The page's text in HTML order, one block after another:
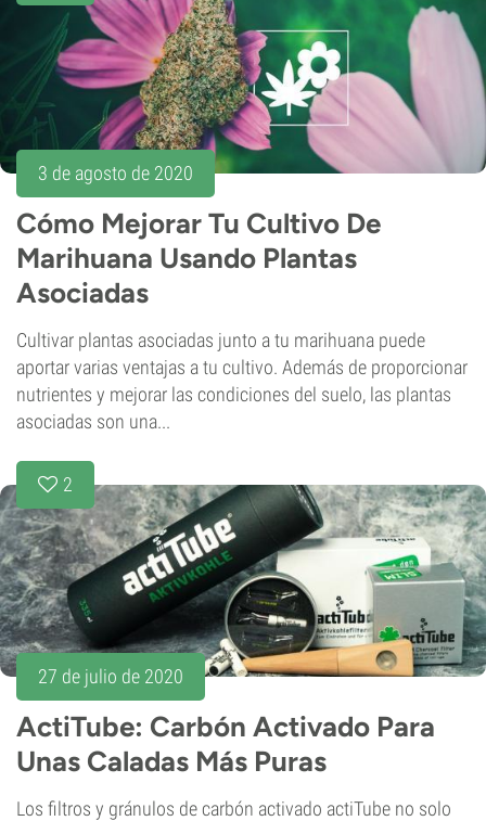
3 de agosto de 2020
Cómo Mejorar Tu Cultivo De
Marihuana Usando Plantas
Asociadas
Cultivar plantas asociadas junto a tu marihuana puede
aportar varias ventajas a tu cultivo. Además de proporcionar
nutrientes y mejorar las condiciones del suelo, las plantas
asociadas son una...
2
27 de julio de 2020
ActiTube: Carbón Activado Para
Unas Caladas Más Puras
Los filtros y gránulos de carbón activado actiTube no solo